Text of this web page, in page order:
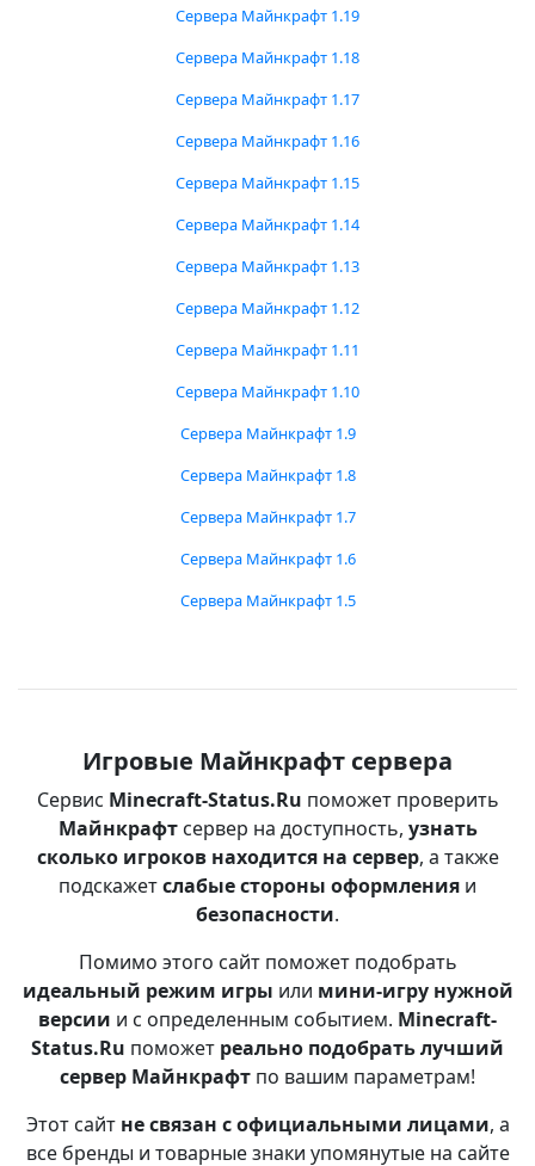
Сервера Майнкрафт 1.19
Сервера Майнкрафт 1.18
Сервера Майнкрафт 1.17
Сервера Майнкрафт 1.16
Сервера Майнкрафт 1.15
Сервера Майнкрафт 1.14
Сервера Майнкрафт 1.13
Сервера Майнкрафт 1.12
Сервера Майнкрафт 1.11
Сервера Майнкрафт 1.10
Сервера Майнкрафт 1.9
Сервера Майнкрафт 1.8
Сервера Майнкрафт 1.7
Сервера Майнкрафт 1.6
Сервера Майнкрафт 1.5
Игровые Майнкрафт сервера
Сервис Minecraft-Status.Ru поможет проверить
Майнкрафтсервер на доступность, узнать
сколько игроков находится на сервер, а также
подскажетслабые стороны оформления и
безопасности.
Помимо этого сайт поможет подобрать
идеальный режим игры или мини-игру нужной
версии и с определенным событием. Minecraft-
Status.Ru поможет реально подобрать лучший
сервер Майнкрафт по вашим параметрам!
Этот сайт не связан с официальными лицами, а
все бренды и товарные знаки упомянутые на сайте